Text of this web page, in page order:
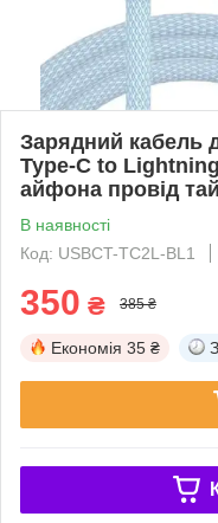
Зарядний кабель
Type-C to
айфона провід
В наявності
Код: USBCT-TC2L-BL1
350 ₴ 385 ₴
Економія 35 ₴